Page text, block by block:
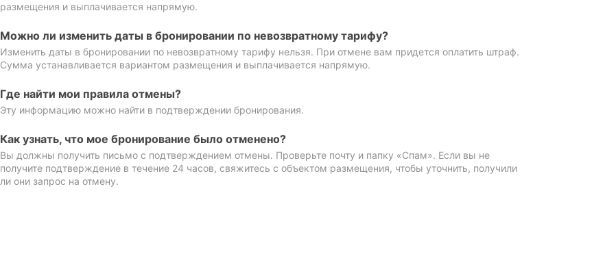
размещения и выплачивается напрямую.
Можно ли изменить даты в бронировании по невозвратному тарифу?
Изменить даты в бронировании по невозвратному тарифу нельзя. При отмене вам придется оплатить штраф.
Сумма устанавливается вариантом размещения и выплачивается напрямую.
Где найти мои правила отмены?
Эту информацию можно найти в подтверждении бронирования.
Как узнать, что мое бронирование было отменено?
Вы должны получить письмо с подтверждением отмены. Проверьте почту и папку «Спам». Если вы не
получите подтверждение в течение 24 часов, свяжитесь с объектом размещения, чтобы уточнить, получили
ли они запрос на отмену.